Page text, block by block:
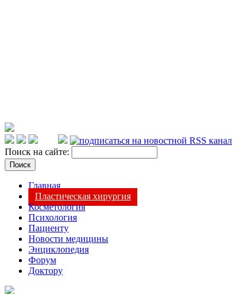
Поиск на сайте:
Главная
Пластическая хирургия
Косметология
Психология
Пациенту
Новости медицины
Энциклопедия
Форум
Доктору